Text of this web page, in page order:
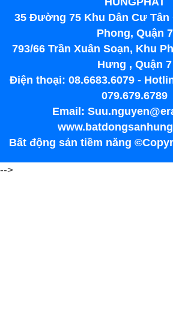
35 Đường 75 Khu Dân Cư Tân
Phong, Quận 7
793/66 Trần Xuân Soạn, Khu
Hưng , Quận 7
Điện thoại: 08.6683.6079 -
079.679.6789
Email:
Bất động sản tiềm năng
-->